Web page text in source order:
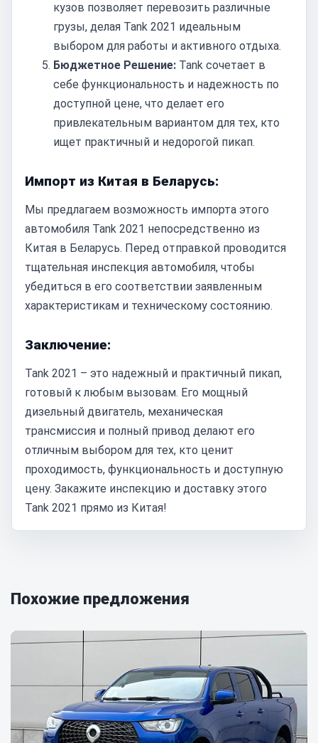
кузов позволяет перевозить различные
грузы, делая Tank 2021 идеальным
выбором для работы и активного отдыха.
Бюджетное Решение: Tank сочетает в
себе функциональность и надежность по
доступной цене, что делает его
привлекательным вариантом для тех, кто
ищет практичный и недорогой пикап.
Импорт из Китая в Беларусь:
Мы предлагаем возможность импорта этого
автомобиля Tank 2021 непосредственно из
Китая в Беларусь. Перед отправкой проводится
тщательная инспекция автомобиля, чтобы
убедиться в его соответствии заявленным
характеристикам и техническому состоянию.
Заключение:
Tank 2021 – это надежный и практичный пикап,
готовый к любым вызовам. Его мощный
дизельный двигатель, механическая
трансмиссия и полный привод делают его
отличным выбором для тех, кто ценит
проходимость, функциональность и доступную
цену. Закажите инспекцию и доставку этого
Tank 2021 прямо из Китая!
Похожие предложения